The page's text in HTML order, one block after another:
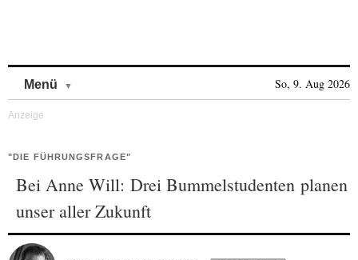
Menü So, 9. Aug 2026
"DIE FÜHRUNGSFRAGE"
Bei Anne Will: Drei Bummelstudenten planen
unser aller Zukunft